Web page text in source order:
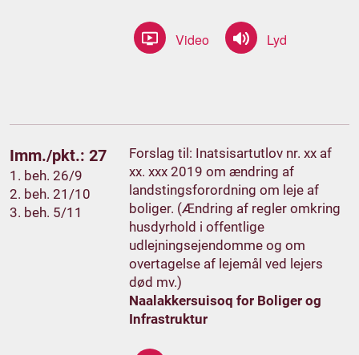
Imm./pkt.: 27
1. beh. 26/9
2. beh. 21/10
3. beh. 5/11
Forslag til: Inatsisartutlov nr. xx af
xx. xxx 2019 om ændring af
landstingsforordning om leje af
boliger. (Ændring af regler omkring
husdyrhold i offentlige
udlejningsejendomme og om
overtagelse af lejemål ved lejers
død mv.)
Naalakkersuisoq for Boliger og
Infrastruktur